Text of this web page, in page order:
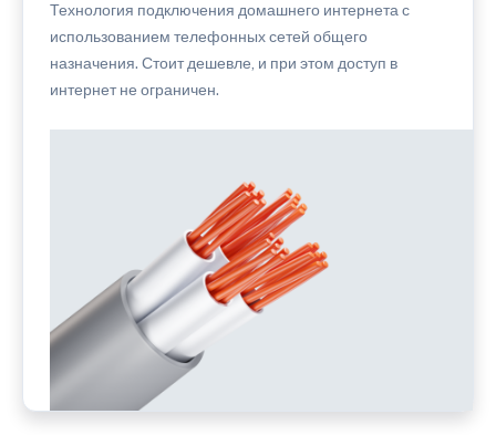
Технология подключения домашнего интернета с
использованием телефонных сетей общего
назначения. Стоит дешевле, и при этом доступ в
интернет не ограничен.